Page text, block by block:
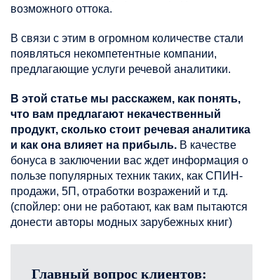
возможного оттока.
В связи с этим в огромном количестве стали
появляться некомпетентные компании,
предлагающие услуги речевой аналитики.
В этой статье мы расскажем, как понять,
что вам предлагают некачественный
продукт, сколько стоит речевая аналитика
и как она влияет на прибыль. В качестве
бонуса в заключении вас ждет информация о
пользе популярных техник таких, как СПИН-
продажи, 5П, отработки возражений и т.д.
(спойлер: они не работают, как вам пытаются
донести авторы модных зарубежных книг)
Главный вопрос клиентов: